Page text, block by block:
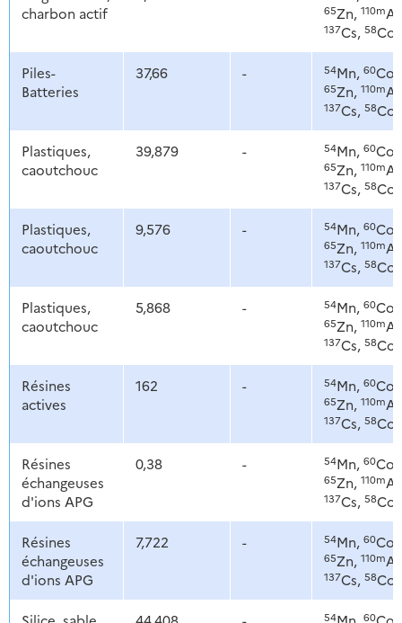
charbon actif
65Zn, 110m
137Cs, 58Co
Piles-
Batteries
37,66 - 54Mn, 60Co,
65Zn, 110m
137Cs, 58Co
Plastiques,
caoutchouc
39,879 - 54Mn, 60Co,
65Zn, 110m
137Cs, 58Co
Plastiques,
caoutchouc
9,576 - 54Mn, 60Co,
65Zn, 110m
137Cs, 58Co
Plastiques,
caoutchouc
5,868 - 54Mn, 60Co,
65Zn, 110m
137Cs, 58Co
Résines
actives
162 - 54Mn, 60Co,
65Zn, 110m
137Cs, 58Co
Résines
échangeuses
d'ions APG
0,38 - 54Mn, 60Co,
65Zn, 110m
137Cs, 58Co
Résines
échangeuses
d'ions APG
7,722 - 54Mn, 60Co,
65Zn, 110m
137Cs, 58Co
54 60